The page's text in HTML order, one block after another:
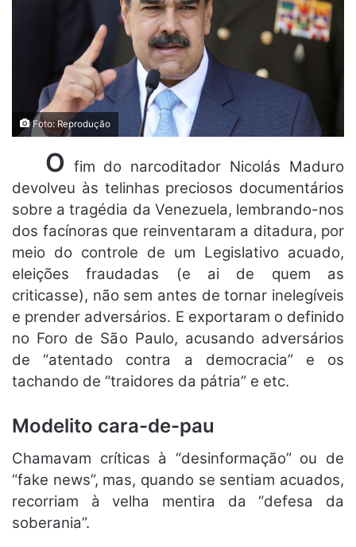
Foto: Reprodução
O fim do narcoditador Nicolás Maduro
devolveu às telinhas preciosos documentários
sobre a tragédia da Venezuela, lembrando-nos
dos facínoras que reinventaram a ditadura, por
meio do controle de um Legislativo acuado,
eleições fraudadas (e ai de quem as
criticasse), não sem antes de tornar inelegíveis
e prender adversários. E exportaram o definido
no Foro de São Paulo, acusando adversários
de “atentado contra a democracia” e os
tachando de “traidores da pátria” e etc.
Modelito cara-de-pau
Chamavam críticas à “desinformação” ou de
“fake news”, mas, quando se sentiam acuados,
recorriam à velha mentira da “defesa da
soberania”.